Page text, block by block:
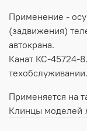
Применение -
(задвижения)
автокрана.
Канат КС-45724-
техобслуживании.
Применяется на
Клинцы моделей